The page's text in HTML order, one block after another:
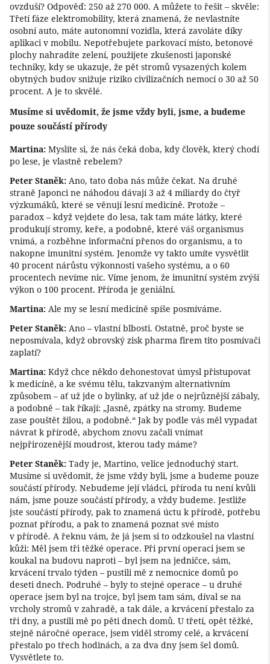
ovzduší? Odpověď: 250 až 270 000. A můžete to řešit – skvěle:
Třetí fáze elektromobility, která znamená, že nevlastníte
osobní auto, máte autonomní vozidla, která zavoláte díky
aplikaci v mobilu. Nepotřebujete parkovací místo, betonové
plochy nahradíte zelení, použijete zkušenosti japonské
techniky, kdy se ukazuje, že pět stromů vysazených kolem
obytných budov snižuje riziko civilizačních nemocí o 30 až 50
procent. A je to skvělé.
Musíme si uvědomit, že jsme vždy byli, jsme, a budeme
pouze součástí přírody
Martina: Myslíte si, že nás čeká doba, kdy člověk, který chodí
po lese, je vlastně rebelem?
Peter Staněk: Ano, tato doba nás může čekat. Na druhé
straně Japonci ne náhodou dávají 3 až 4 miliardy do čtyř
výzkumáků, které se věnují lesní medicíně. Protože –
paradox – když vejdete do lesa, tak tam máte látky, které
produkují stromy, keře, a podobně, které váš organismus
vnímá, a rozběhne informační přenos do organismu, a to
nakopne imunitní systém. Jenomže vy takto umíte vysvětlit
40 procent nárůstu výkonnosti vašeho systému, a o 60
procentech nevíme nic. Víme jenom, že imunitní systém zvýší
výkon o 100 procent. Příroda je geniální.
Martina: Ale my se lesní medicíně spíše posmíváme.
Peter Staněk: Ano – vlastní blbosti. Ostatně, proč byste se
neposmívala, když obrovský zisk pharma firem tito posmívači
zaplatí?
Martina: Když chce někdo dehonestovat úmysl přistupovat
k medicíně, a ke svému tělu, takzvaným alternativním
způsobem – ať už jde o bylinky, ať už jde o nejrůznější zábaly,
a podobně – tak říkají: „Jasně, zpátky na stromy. Budeme
zase pouštět žilou, a podobně.“ Jak by podle vás měl vypadat
návrat k přírodě, abychom znovu začali vnímat
nejpřirozenější moudrost, kterou tady máme?
Peter Staněk: Tady je, Martino, velice jednoduchý start.
Musíme si uvědomit, že jsme vždy byli, jsme a budeme pouze
součástí přírody. Nebudeme její vládci, příroda tu není kvůli
nám, jsme pouze součástí přírody, a vždy budeme. Jestliže
jste součástí přírody, pak to znamená úctu k přírodě, potřebu
poznat přírodu, a pak to znamená poznat své místo
v přírodě. A řeknu vám, že já jsem si to odzkoušel na vlastní
kůži: Měl jsem tři těžké operace. Při první operaci jsem se
koukal na budovu naproti – byl jsem na jedničce, sám,
krvácení trvalo týden – pustili mě z nemocnice domů po
deseti dnech. Podruhé – byly to stejné operace – u druhé
operace jsem byl na trojce, byl jsem tam sám, díval se na
vrcholy stromů v zahradě, a tak dále, a krvácení přestalo za
tři dny, a pustili mě po pěti dnech domů. U třetí, opět těžké,
stejně náročné operace, jsem viděl stromy celé, a krvácení
přestalo po třech hodinách, a za dva dny jsem šel domů.
Vysvětlete to.